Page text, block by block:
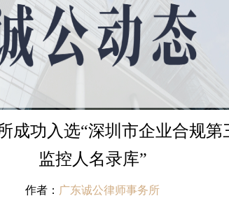
成功入选“深圳市企业合规第
监控人名录库”
作者： 广东诚公律师事务所